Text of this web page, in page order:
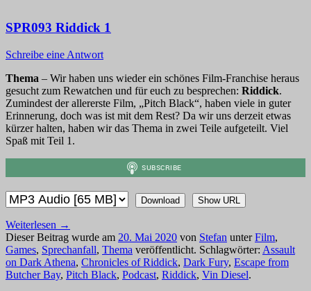
SPR093 Riddick 1
Schreibe eine Antwort
Thema – Wir haben uns wieder ein schönes Film-Franchise heraus
gesucht zum Rewatchen und für euch zu besprechen: Riddick.
Zumindest der allererste Film, „Pitch Black“, haben viele in guter
Erinnerung, doch was ist mit dem Rest? Da wir uns derzeit etwas
kürzer halten, haben wir das Thema in zwei Teile aufgeteilt. Viel
Spaß mit Teil 1.
Download Show URL
Weiterlesen →
Dieser Beitrag wurde am 20. Mai 2020 von Stefan unterFilm,
Games, Sprechanfall, Thema veröffentlicht. Schlagwörter: Assault
on Dark Athena, Chronicles of Riddick, Dark Fury, Escape from
Butcher Bay, Pitch Black, Podcast, Riddick, Vin Diesel.